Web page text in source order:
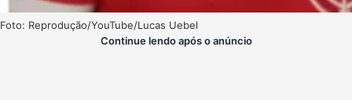
Foto: Reprodução/YouTube/Lucas Uebel
Continue lendo após o anúncio